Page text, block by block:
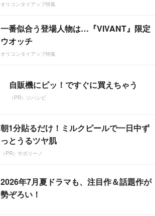
オリコンタイアップ特集
一番似合う登場人物は…『VIVANT』限定
ウオッチ
オリコンタイアップ特集
自販機にピッ！ですぐに買えちゃう
（PR）ジハンピ
朝1分貼るだけ！ミルクピールで一日中ず
っとうるツヤ肌
（PR）サボリーノ
2026年7月夏ドラマも、注目作＆話題作が
勢ぞろい！